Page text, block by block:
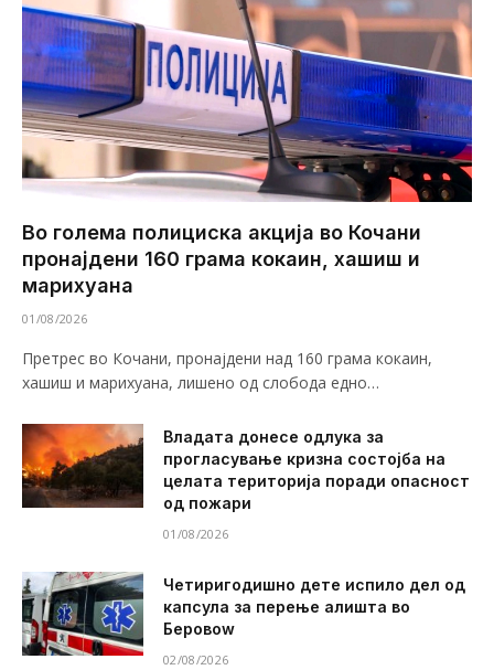
Во голема полициска акција во Кочани
пронајдени 160 грама кокаин, хашиш и
марихуана
01/08/2026
Претрес во Кочани, пронајдени над 160 грама кокаин,
хашиш и марихуана, лишено од слобода едно…
Владата донесе одлука за
прогласување кризна состојба на
целата територија поради опасност
од пожари
01/08/2026
Четиригодишно дете испило дел од
капсула за перење алишта во
Беровоw
02/08/2026